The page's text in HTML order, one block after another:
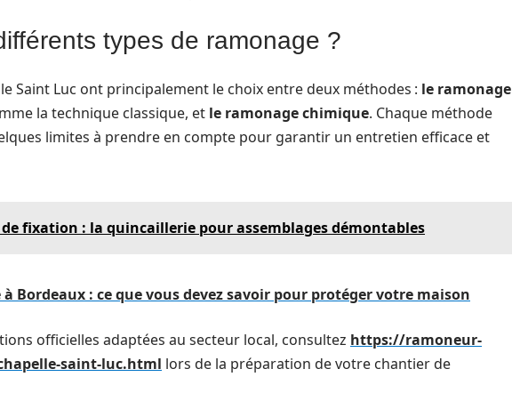
types de ramonage ?
Saint Luc ont principalement le choix entre deux méthodes : le ramonage
la technique classique, et le ramonage chimique. Chaque méthode
limites à prendre en compte pour garantir un entretien efficace et
de fixation : la quincaillerie pour assemblages démontables
à Bordeaux : ce que vous devez savoir pour protéger votre maison
officielles adaptées au secteur local, consultez https://ramoneur-
saint-luc.html lors de la préparation de votre chantier de